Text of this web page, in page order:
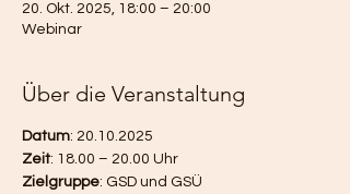
20. Okt. 2025, 18:00 – 20:00
Webinar
Über die Veranstaltung
Datum: 20.10.2025
Zeit: 18.00 – 20.00 Uhr
Zielgruppe: GSD und GSÜ